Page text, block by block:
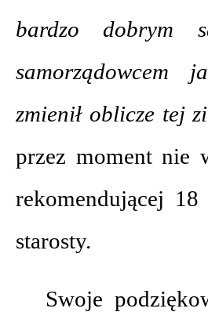
bardzo dobrym
samorządowcem
zmienił oblicze tej
przez moment nie
rekomendującej
starosty.
Swoje